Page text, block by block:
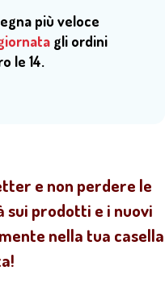
più veloce
gli ordini
le 14.
e non perdere le
sui prodotti e i nuovi
nella tua casella